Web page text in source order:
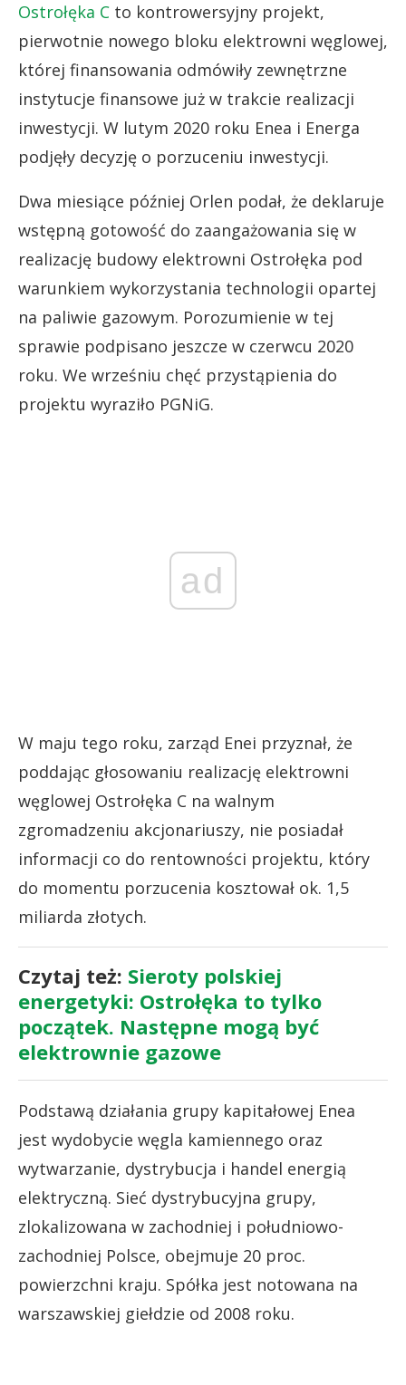
Ostrołęka C to kontrowersyjny projekt,
pierwotnie nowego bloku elektrowni węglowej,
której finansowania odmówiły zewnętrzne
instytucje finansowe już w trakcie realizacji
inwestycji. W lutym 2020 roku Enea i Energa
podjęły decyzję o porzuceniu inwestycji.
Dwa miesiące później Orlen podał, że deklaruje
wstępną gotowość do zaangażowania się w
realizację budowy elektrowni Ostrołęka pod
warunkiem wykorzystania technologii opartej
na paliwie gazowym. Porozumienie w tej
sprawie podpisano jeszcze w czerwcu 2020
roku. We wrześniu chęć przystąpienia do
projektu wyraziło PGNiG.
ad
W maju tego roku, zarząd Enei przyznał, że
poddając głosowaniu realizację elektrowni
węglowej Ostrołęka C na walnym
zgromadzeniu akcjonariuszy, nie posiadał
informacji co do rentowności projektu, który
do momentu porzucenia kosztował ok. 1,5
miliarda złotych.
Czytaj też: Sieroty polskiej
energetyki: Ostrołęka to tylko
początek. Następne mogą być
elektrownie gazowe
Podstawą działania grupy kapitałowej Enea
jest wydobycie węgla kamiennego oraz
wytwarzanie, dystrybucja i handel energią
elektryczną. Sieć dystrybucyjna grupy,
zlokalizowana w zachodniej i południowo-
zachodniej Polsce, obejmuje 20 proc.
powierzchni kraju. Spółka jest notowana na
warszawskiej giełdzie od 2008 roku.